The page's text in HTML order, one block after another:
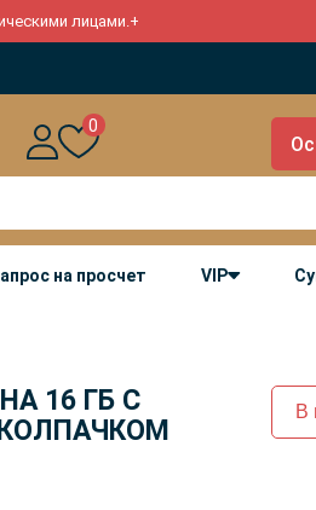
лицами.+
0
на просчет VIP
В
16 ГБ С